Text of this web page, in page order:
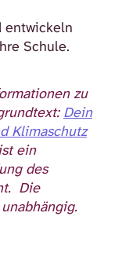
entwickeln
Schule.
zu
Dein
Klimaschutz
ein
des
Die